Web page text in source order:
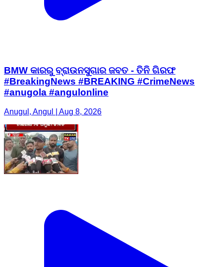
BMW କାରରୁ ବ୍ରାଉନସୁଗାର ଜବତ - ତିନି ଗିରଫ
#BreakingNews #BREAKING #CrimeNews
#anugola #angulonline
Anugul, Angul | Aug 8, 2026